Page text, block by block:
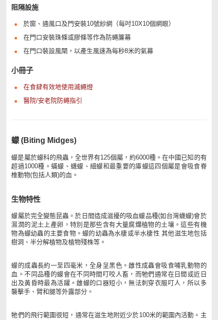
阻隔設施
於窗、通風口及門安裝10號紗網（每吋10X10個網眼）
在門口安裝珠條或膠條等作為防蠅簾幕
在門口裝設風閘，以產生風速為每秒8米的氣幕
小冊子
在食肆有效地使用滅蠅燈
醫院/安老院防蠅指引
蠓 (Biting Midges)
蠓是屬於蠓科的飛蟲，全世界有125個屬，約6000種。在中國已知的有
超過1000種。蟎蠓、蠛蠓、細蠓和最重要的庫蠓這四個屬是會吸食脊
椎動物(包括人類)的血。
生物特性
蠓屬於完全變態昆蟲。於日間造成滋擾的吸血蠓品種(如台灣蠛蠓)會於
濕潤的泥土上產卵，特別是那些含有大量腐爛植物的土壤。這些有機
物為蠓幼蟲的主要食物。蠓的幼蟲為水棲或半水棲性 其他滋生地包括
樹洞、半分解植物及植物殘株等。
蠓的成蟲長約一至四毫米，全身呈黑色。雌性成蟲會吸食哺乳動物的
血。不同品種的蠓會在不同時間叮咬人畜，而牠們通常在日間或近日
出及黃昏時最為活躍。雌蠓的口器短小，無法刺穿衣服叮人，所以多
襲擊手、臂和腿等外露部分。
牠們的飛行範圍很短，通常在滋生地附近少於100米的範圍內活動。主